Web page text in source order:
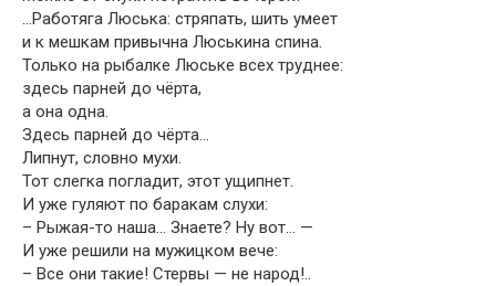
…Работяга Люська: стряпать, шить умеет
и к мешкам привычна Люськина спина.
Только на рыбалке Люське всех труднее:
здесь парней до чёрта,
а она одна.
Здесь парней до чёрта…
Липнут, словно мухи.
Тот слегка погладит, этот ущипнет.
И уже гуляют по баракам слухи:
– Рыжая-то наша… Знаете? Ну вот… —
И уже решили на мужицком вече:
– Все они такие! Стервы — не народ!..